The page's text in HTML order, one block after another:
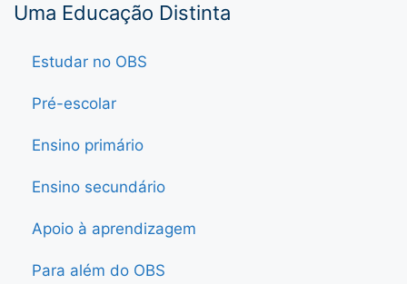
Uma Educação Distinta
Estudar no OBS
Pré-escolar
Ensino primário
Ensino secundário
Apoio à aprendizagem
Para além do OBS